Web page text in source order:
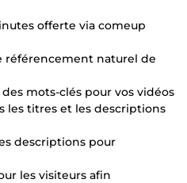
offerte via comeup
référencement naturel de
mots-clés pour vos vidéos
les titres et les descriptions
descriptions pour
les visiteurs afin